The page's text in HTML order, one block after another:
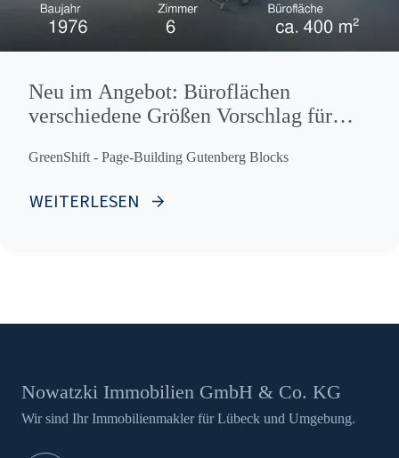
Neu im Angebot: Büroflächen
verschiedene Größen Vorschlag für
GreenShift - Page-Building Gutenberg Blocks
WEITERLESEN
Nowatzki Immobilien GmbH & Co. KG
Wir sind Ihr Immobilienmakler für Lübeck und Umgebung.